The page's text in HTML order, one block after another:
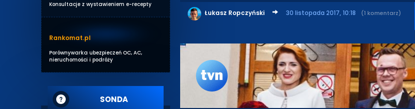
Konsultacje z wystawieniem e-recepty
Rankomat.pl
Porównywarka ubezpieczeń OC, AC,
nieruchomości i podróży
SONDA
Łukasz Ropczyński 30 listopada 2017, 10:18 (1 komentarz)